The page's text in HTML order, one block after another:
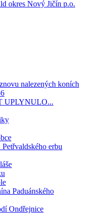
okres Nový Jičín p.o.
nalezených koních
UPLYNULO...
erbu
Paduánského
Ondřejnice